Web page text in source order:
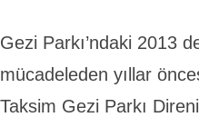
Gezi Parkı’ndaki 2013
mücadeleden yıllar
Taksim Gezi Parkı